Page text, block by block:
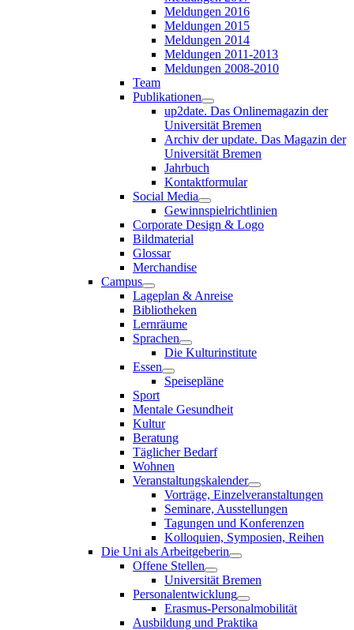
Meldungen 2016
Meldungen 2015
Meldungen 2014
Meldungen 2011-2013
Meldungen 2008-2010
Team
Publikationen
up2date. Das Onlinemagazin der
Universität Bremen
Archiv der update. Das Magazin der
Universität Bremen
Jahrbuch
Kontaktformular
Social Media
Gewinnspielrichtlinien
Corporate Design & Logo
Bildmaterial
Glossar
Merchandise
Campus
Lageplan & Anreise
Bibliotheken
Lernräume
Sprachen
Die Kulturinstitute
Essen
Speisepläne
Sport
Mentale Gesundheit
Kultur
Beratung
Täglicher Bedarf
Wohnen
Veranstaltungskalender
Vorträge, Einzelveranstaltungen
Seminare, Ausstellungen
Tagungen und Konferenzen
Kolloquien, Symposien, Reihen
Die Uni als Arbeitgeberin
Offene Stellen
Universität Bremen
Personalentwicklung
Erasmus-Personalmobilität
Ausbildung und Praktika